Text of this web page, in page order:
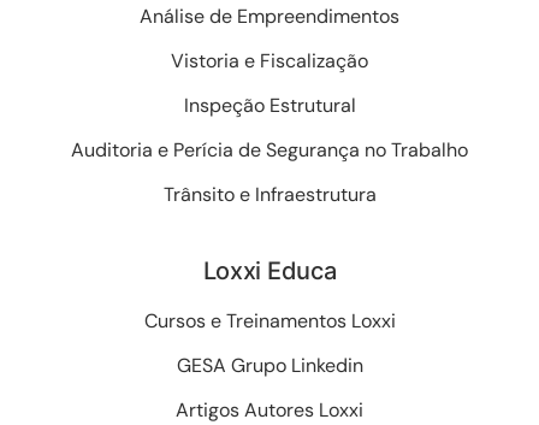
Análise de Empreendimentos
Vistoria e Fiscalização
Inspeção Estrutural
Auditoria e Perícia de Segurança no Trabalho
Trânsito e Infraestrutura
Loxxi Educa
Cursos e Treinamentos Loxxi
GESA Grupo Linkedin
Artigos Autores Loxxi